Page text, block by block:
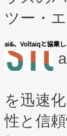
ツー・
表しま
たNeX
従来の
に、患
ai&、Voltaiqと協業
を迅速
性と信